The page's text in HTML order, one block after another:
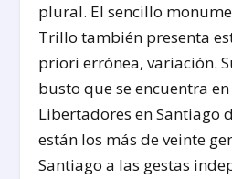
plural. El sencillo
Trillo también presenta
priori errónea, variación.
busto que se encuentra
Libertadores en Santiago
están los más de veinte
Santiago a las gestas